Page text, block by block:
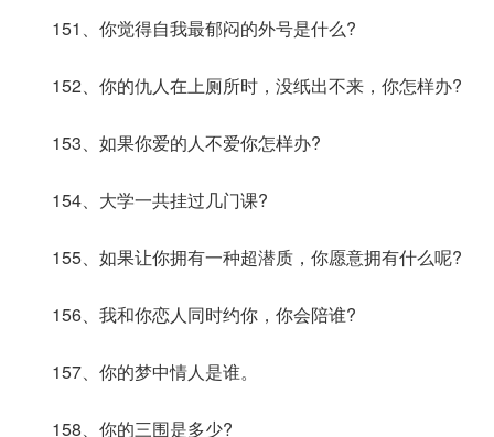
151、你觉得自我最郁闷的外号是什么?
152、你的仇人在上厕所时，没纸出不来，你怎样办?
153、如果你爱的人不爱你怎样办?
154、大学一共挂过几门课?
155、如果让你拥有一种超潜质，你愿意拥有什么呢?
156、我和你恋人同时约你，你会陪谁?
157、你的梦中情人是谁。
158、你的三围是多少?